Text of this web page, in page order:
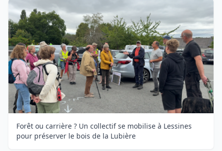
Forêt ou carrière ? Un collectif se mobilise à Lessines
pour préserver le bois de la Lubière